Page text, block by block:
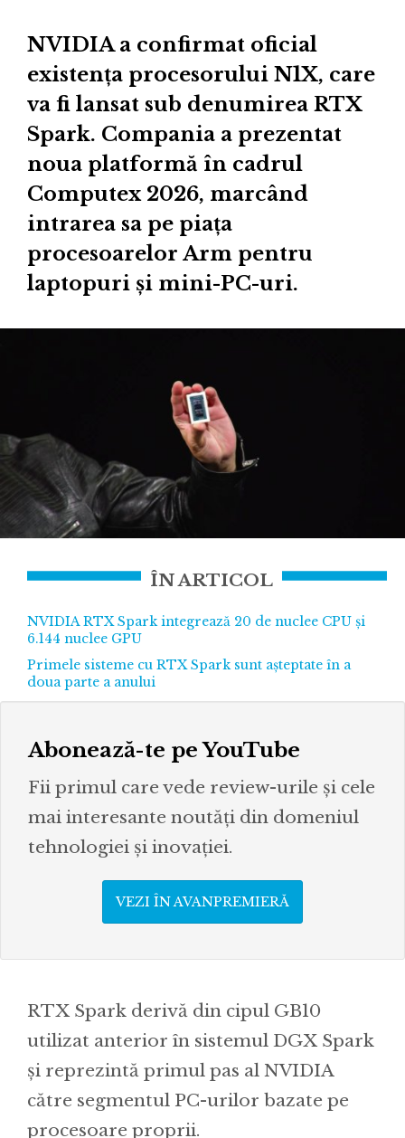
NVIDIA a confirmat oficial
existența procesorului N1X, care
va fi lansat sub denumirea RTX
Spark. Compania a prezentat
noua platformă în cadrul
Computex 2026, marcând
intrarea sa pe piața
procesoarelor Arm pentru
laptopuri și mini-PC-uri.
ÎN ARTICOL
NVIDIA RTX Spark integrează 20 de nuclee CPU și
6.144 nuclee GPU
Primele sisteme cu RTX Spark sunt așteptate în a
doua parte a anului
Abonează-te pe YouTube
Fii primul care vede review-urile și cele
mai interesante noutăți din domeniul
tehnologiei și inovației.
VEZI ÎN AVANPREMIERĂ
RTX Spark derivă din cipul GB10
utilizat anterior în sistemul DGX Spark
și reprezintă primul pas al NVIDIA
către segmentul PC-urilor bazate pe
procesoare proprii.